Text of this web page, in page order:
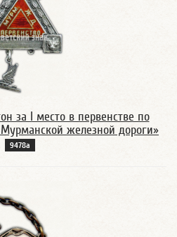
за I место в первенстве по
железной дороги»
9478а